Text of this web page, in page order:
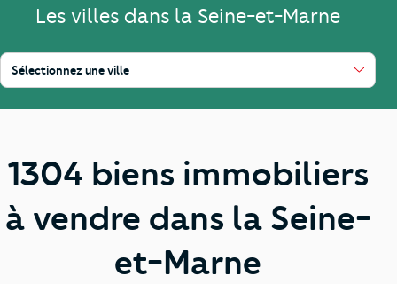
Les villes dans la Seine-et-Marne
Sélectionnez une ville
1304 biens immobiliers
à vendre dans la Seine-
et-Marne